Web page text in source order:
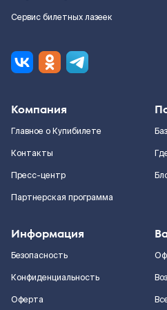
Сервис билетных лазеек
Компания
Главное о Купибилете
Контакты
Пресс-центр
Партнерская программа
Информация
Безопасность
Конфиденциальность
Оферта